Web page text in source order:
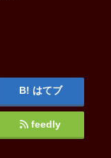
はてブ
feedly